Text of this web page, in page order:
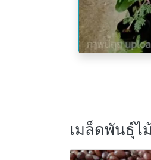
เมล็ดพันธุ์ไ